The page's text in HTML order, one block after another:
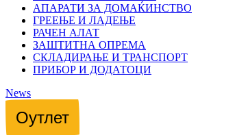
АПАРАТИ ЗА ДОМАЌИНСТВО
ГРЕЕЊЕ И ЛАДЕЊЕ
РАЧЕН АЛАТ
ЗАШТИТНА ОПРЕМА
СКЛАДИРАЊЕ И ТРАНСПОРТ
ПРИБОР И ДОДАТОЦИ
News
Оутлет